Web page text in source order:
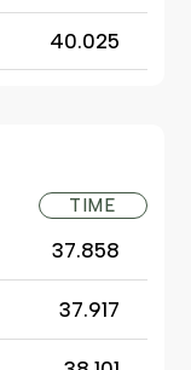
40.025
TIME
37.858
37.917